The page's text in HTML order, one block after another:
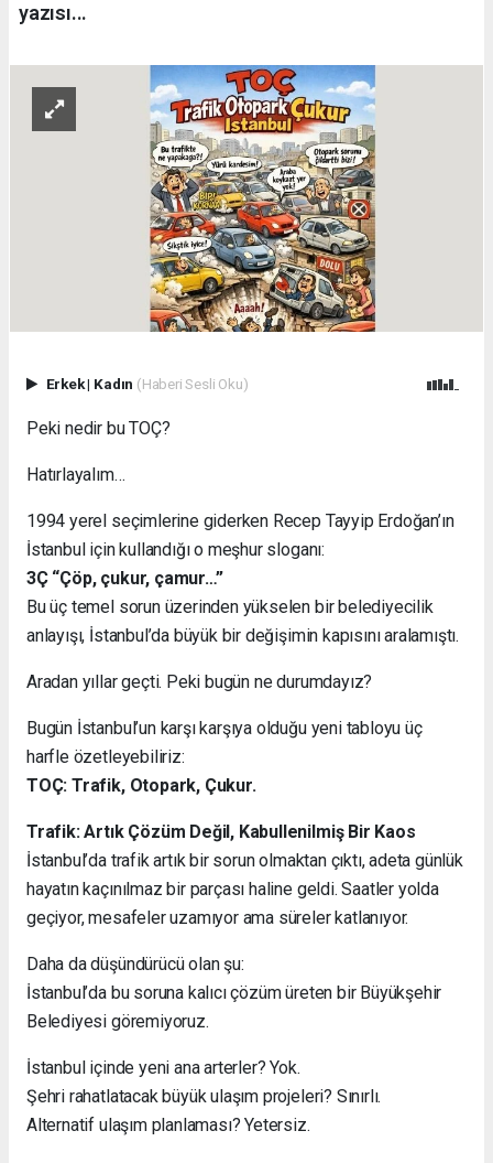
yazısı...
Erkek| Kadın (Haberi Sesli Oku)
Peki nedir bu TOÇ?
Hatırlayalım…
1994 yerel seçimlerine giderken Recep Tayyip Erdoğan’ın
İstanbul için kullandığı o meşhur sloganı:
3Ç “Çöp, çukur, çamur…”
Bu üç temel sorun üzerinden yükselen bir belediyecilik
anlayışı, İstanbul’da büyük bir değişimin kapısını aralamıştı.
Aradan yıllar geçti. Peki bugün ne durumdayız?
Bugün İstanbul’un karşı karşıya olduğu yeni tabloyu üç
harfle özetleyebiliriz:
TOÇ: Trafik, Otopark, Çukur.
Trafik: Artık Çözüm Değil, Kabullenilmiş Bir Kaos
İstanbul’da trafik artık bir sorun olmaktan çıktı, adeta günlük
hayatın kaçınılmaz bir parçası haline geldi. Saatler yolda
geçiyor, mesafeler uzamıyor ama süreler katlanıyor.
Daha da düşündürücü olan şu:
İstanbul’da bu soruna kalıcı çözüm üreten bir Büyükşehir
Belediyesi göremiyoruz.
İstanbul içinde yeni ana arterler? Yok.
Şehri rahatlatacak büyük ulaşım projeleri? Sınırlı.
Alternatif ulaşım planlaması? Yetersiz.